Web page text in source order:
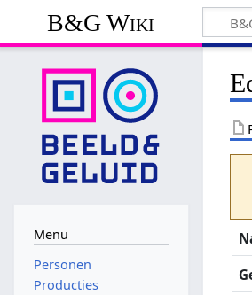
B&G Wiki
Menu
Personen
Producties